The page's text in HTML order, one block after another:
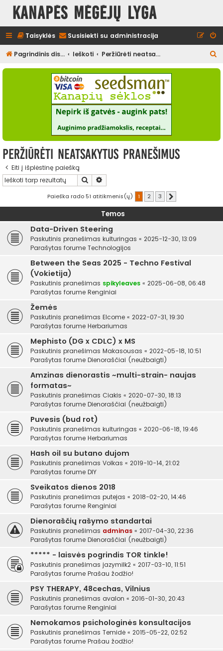
Kanapės mėgėjų lyga
Taisyklės Susisiekti su administracija
Pagrindinis diskusijų puslapis Ieškoti Peržiūrėti neatsakytus pranešimus
e
Peržiūrėti neatsakytus pranešimus
Eiti į išplėstinę paiešką
Ieškoti
Paieška rado 51 atitikmenis(ų) 1 2 3
Temos
Data-Driven Steering
Paskutinis pranešimas kulturingas « 2025-12-30, 13:09
Parašytas forume Technologijos
Between the Seas 2025 - Techno Festival
(Vokietija)
Paskutinis pranešimas spikyleaves « 2025-06-08, 06:48
Parašytas forume Renginiai
Žemės
Paskutinis pranešimas Elcome « 2022-07-31, 19:30
Parašytas forume Herbariumas
Mephisto (DG x CDLC) x MS
Paskutinis pranešimas Makasousas « 2022-05-18, 10:51
Parašytas forume Dienoraščiai (neužbaigti)
Amzinas dienorastis ~multi-strain- naujas
formatas~
Paskutinis pranešimas Ciakis « 2020-07-30, 18:13
Parašytas forume Dienoraščiai (neužbaigti)
Puvesis (bud rot)
Paskutinis pranešimas kulturingas « 2020-06-18, 19:46
Parašytas forume Herbariumas
Hash oil su butano dujom
Paskutinis pranešimas Volkas « 2019-10-14, 21:02
Parašytas forume DIY
Sveikatos dienos 2018
Paskutinis pranešimas putejas « 2018-02-20, 14:46
Parašytas forume Renginiai
Dienoraščių rašymo standartai
Paskutinis pranešimas adminas « 2017-04-30, 22:36
Parašytas forume Dienoraščiai (neužbaigti)
***** - laisvės pogrindis TOR tinkle!
Paskutinis pranešimas jazymilk2 « 2017-03-10, 11:51
Parašytas forume Prašau žodžio!
PSY THERAPY, 48cechas, Vilnius
Paskutinis pranešimas avalon « 2016-01-30, 20:43
Parašytas forume Renginiai
Nemokamos psichologinės konsultacijos
Paskutinis pranešimas Temidė « 2015-05-22, 02:52
Parašytas forume Prašau žodžio!